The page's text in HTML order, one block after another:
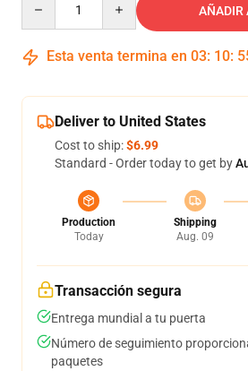
AÑADIR
Esta venta termina en 03: 10:
Deliver to United States
Cost to ship:$6.99
Standard - Order today to get by
Production
Today
Shipping
Aug. 09
Transacción segura
Entrega mundial a tu puerta
Número de seguimiento
paquetes